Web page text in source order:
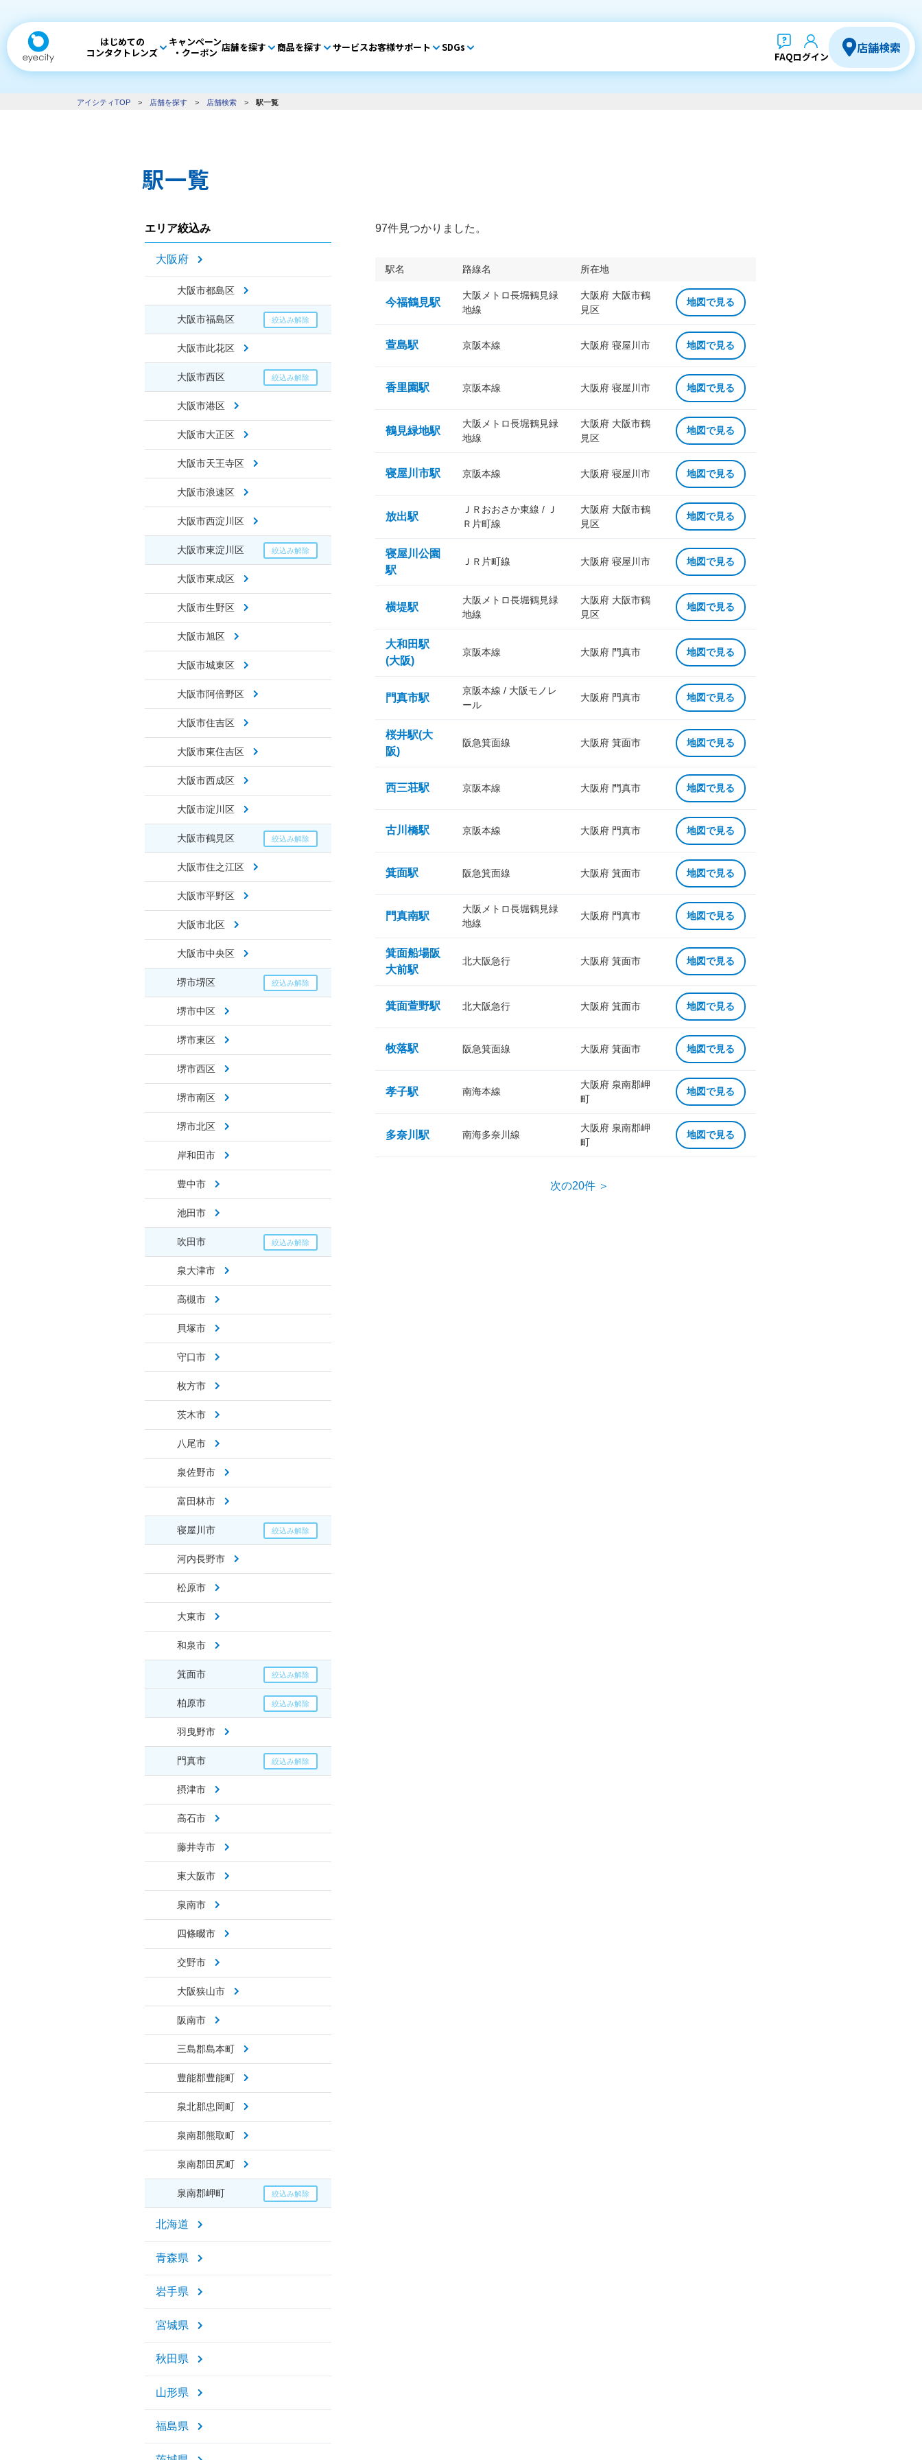
はじめての
コンタクトレンズ
キャンペーン
・クーポン 店舗を探す 商品を探す サービスお客様サポート SDGs
FAQログイン
店舗検索
アイシティTOP > 店舗を探す > 店舗検索 > 駅一覧
駅一覧
エリア絞込み
大阪府
大阪市都島区
大阪市福島区
大阪市此花区
大阪市西区
大阪市港区
大阪市大正区
大阪市天王寺区
大阪市浪速区
大阪市西淀川区
大阪市東淀川区
大阪市東成区
大阪市生野区
大阪市旭区
大阪市城東区
大阪市阿倍野区
大阪市住吉区
大阪市東住吉区
大阪市西成区
大阪市淀川区
大阪市鶴見区
大阪市住之江区
大阪市平野区
大阪市北区
大阪市中央区
堺市堺区
堺市中区
堺市東区
堺市西区
堺市南区
堺市北区
岸和田市
豊中市
池田市
吹田市
泉大津市
高槻市
貝塚市
守口市
枚方市
茨木市
八尾市
泉佐野市
富田林市
寝屋川市
河内長野市
松原市
大東市
和泉市
箕面市
柏原市
羽曳野市
門真市
摂津市
高石市
藤井寺市
東大阪市
泉南市
四條畷市
交野市
大阪狭山市
阪南市
三島郡島本町
豊能郡豊能町
泉北郡忠岡町
泉南郡熊取町
泉南郡田尻町
泉南郡岬町
北海道
青森県
岩手県
宮城県
秋田県
山形県
福島県
97件見つかりました。
駅名 路線名 所在地
今福鶴見駅
大阪メトロ長堀鶴見緑
地線
大阪府 大阪市鶴
見区
地図で見る
萱島駅 京阪本線 大阪府 寝屋川市 地図で見る
香里園駅 京阪本線 大阪府 寝屋川市 地図で見る
鶴見緑地駅
大阪メトロ長堀鶴見緑
地線
大阪府 大阪市鶴
見区
地図で見る
寝屋川市駅 京阪本線 大阪府 寝屋川市 地図で見る
放出駅
ＪＲおおさか東線 / Ｊ
Ｒ片町線
大阪府 大阪市鶴
見区
地図で見る
寝屋川公園
駅
ＪＲ片町線 大阪府 寝屋川市 地図で見る
横堤駅
大阪メトロ長堀鶴見緑
地線
大阪府 大阪市鶴
見区
地図で見る
大和田駅
(大阪)
京阪本線 大阪府 門真市 地図で見る
門真市駅
京阪本線 / 大阪モノレ
ール
大阪府 門真市 地図で見る
桜井駅(大
阪)
阪急箕面線 大阪府 箕面市 地図で見る
西三荘駅 京阪本線 大阪府 門真市 地図で見る
古川橋駅 京阪本線 大阪府 門真市 地図で見る
箕面駅 阪急箕面線 大阪府 箕面市 地図で見る
門真南駅
大阪メトロ長堀鶴見緑
地線
大阪府 門真市 地図で見る
箕面船場阪
大前駅
北大阪急行 大阪府 箕面市 地図で見る
箕面萱野駅 北大阪急行 大阪府 箕面市 地図で見る
牧落駅 阪急箕面線 大阪府 箕面市 地図で見る
孝子駅 南海本線
大阪府 泉南郡岬
町
地図で見る
多奈川駅 南海多奈川線
大阪府 泉南郡岬
町
地図で見る
次の20件 ＞